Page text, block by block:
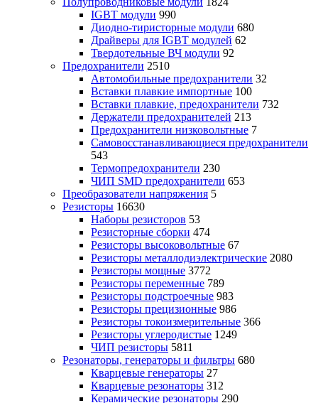
IGBT модули 990
Диодно-тиристорные модули 680
Драйверы для IGBT модулей 62
Твердотельные ВЧ модули 92
Предохранители 2510
Автомобильные предохранители 32
Вставки плавкие импортные 100
Вставки плавкие, предохранители 732
Держатели предохранителей 213
Предохранители низковольтные 7
Самовосстанавливающиеся предохранители
543
Термопредохранители 230
ЧИП SMD предохранители 653
Преобразователи напряжения 5
Резисторы 16630
Наборы резисторов 53
Резисторные сборки 474
Резисторы высоковольтные 67
Резисторы металлодиэлектрические 2080
Резисторы мощные 3772
Резисторы переменные 789
Резисторы подстроечные 983
Резисторы прецизионные 986
Резисторы токоизмерительные 366
Резисторы углеродистые 1249
ЧИП резисторы 5811
Резонаторы, генераторы и фильтры 680
Кварцевые генераторы 27
Кварцевые резонаторы 312
Керамические резонаторы 290